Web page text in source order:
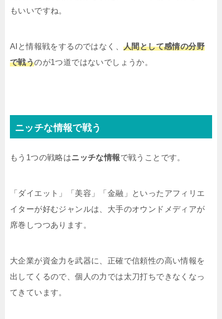
もいいですね。
AIと情報戦をするのではなく、 人間として感情の分野
で戦うのが1つ道ではないでしょうか。
ニッチな情報で戦う
もう1つの戦略はニッチな情報で戦うことです。
「ダイエット」「美容」「金融」といったアフィリエ
イターが好むジャンルは、大手のオウンドメディアが
席巻しつつあります。
大企業が資金力を武器に、正確で信頼性の高い情報を
出してくるので、個人の力では太刀打ちできなくなっ
てきています。